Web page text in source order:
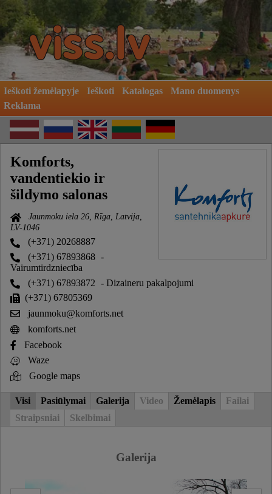
Ieškoti žemėlapyje Ieškoti Katalogas
Mano duomenys
Reklama
Komforts,
vandentiekio ir
šildymo salonas
Jaunmoku iela 26, Rīga, Latvija,
LV-1046
(+371) 20268887
(+371) 67893868 -
Vairumtirdzniecība
(+371) 67893872 - Dizaineru pakalpojumi
(+371) 67805369
jaunmoku@komforts.net
komforts.net
Facebook
Waze
Google maps
Visi Pasiūlymai Galerija Video Žemėlapis
Failai
Straipsniai
Skelbimai
Galerija